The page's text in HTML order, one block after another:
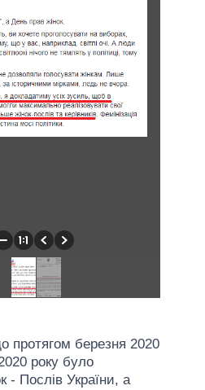
протягом березня 2020
року було
- Послів України, а